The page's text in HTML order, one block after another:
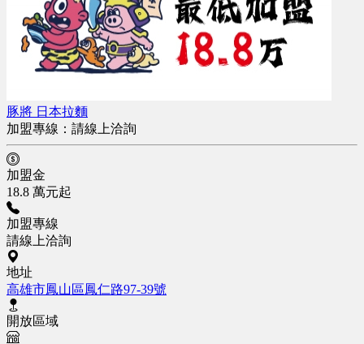
豚將 日本拉麵
加盟專線： 請線上洽詢
加盟金
18.8 萬元起
加盟專線
請線上洽詢
地址
高雄市鳳山區鳳仁路97-39號
開放區域